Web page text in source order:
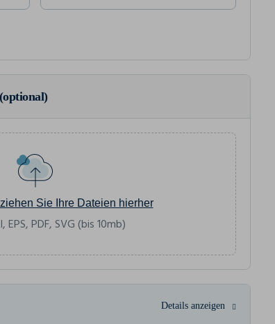
Sie Ihre Dateien hierher
EPS, PDF, SVG (bis 10mb)
Details anzeigen